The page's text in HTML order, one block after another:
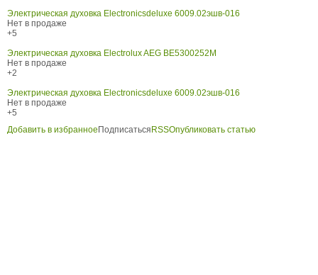
Электрическая духовка Electronicsdeluxe 6009.02эшв-016
Нет в продаже
+5
Электрическая духовка Electrolux AEG BE5300252M
Нет в продаже
+2
Электрическая духовка Electronicsdeluxe 6009.02эшв-016
Нет в продаже
+5
Добавить в избранное Подписаться RSSОпубликовать статью